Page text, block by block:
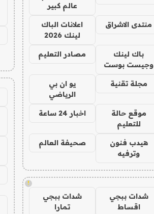
عالم كبير
منتدى الاشراق
اعلانات الباك
لينك 2026
باك لينك
وجيست بوست
مصادر التعليم
مجلة تقنية
يو ان بي
الرياضي
موقع حالة
للتعليم
اخبار 24 ساعة
هيدب فنون
وترفيه
صحيفة العالم
!
شدات ببجي
اقساط
شدات ببجي
تمارا